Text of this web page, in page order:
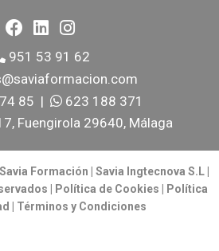
951 53 91 62
85 |
623 188 371
Fuengirola 29640, Málaga
Formación | Savia Ingtecnova S.L |
|
Política de Cookies
Política
Términos y Condiciones